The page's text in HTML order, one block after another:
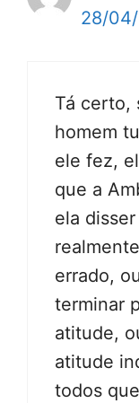
28/
Tá certo,
homem
ele fez,
que a
ela
errado,
terminar
atitude,
atitude
todos